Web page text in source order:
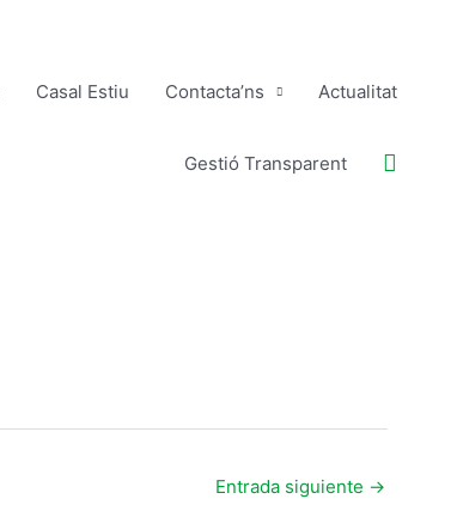
Casal Estiu Contacta’ns Actualitat
Gestió Transparent Buscar
Entrada siguiente →